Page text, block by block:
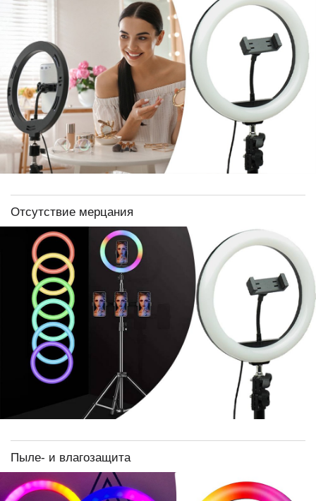
Отсутствие мерцания
Пыле- и влагозащита